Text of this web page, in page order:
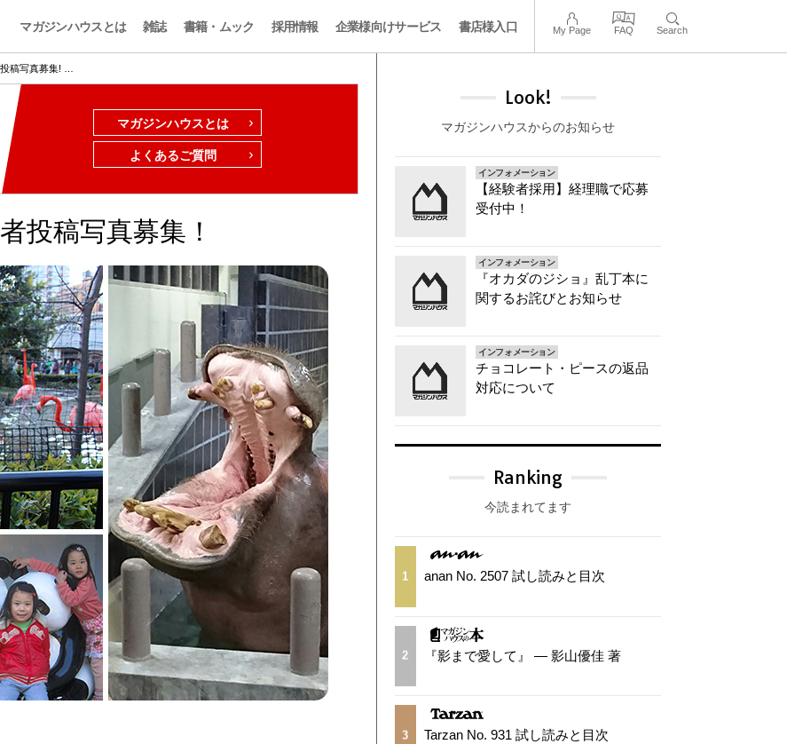
マガジンハウスとは 雑誌 書籍・ムック 採用情報 企業様向けサービス 書店様入口 My Page FAQ Search
稿写真募集! …
マガジンハウスとは
よくあるご質問
投稿写真募集！
Look!
マガジンハウスからのお知らせ
インフォメーション
【経験者採用】経理職で応募
受付中！
インフォメーション
『オカダのジショ』乱丁本に
関するお詫びとお知らせ
インフォメーション
チョコレート・ピースの返品
対応について
Ranking
今読まれてます
1 anan No. 2507 試し読みと目次
2 『影まで愛して』 — 影山優佳 著
3 Tarzan No. 931 試し読みと目次